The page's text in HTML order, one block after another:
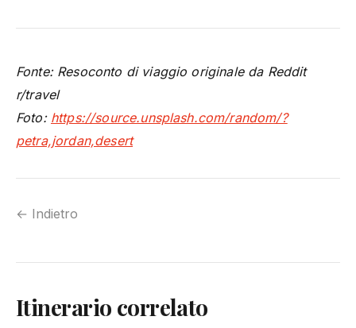
Fonte: Resoconto di viaggio originale da Reddit
r/travel
Foto: https://source.unsplash.com/random/?
petra,jordan,desert
← Indietro
Itinerario correlato